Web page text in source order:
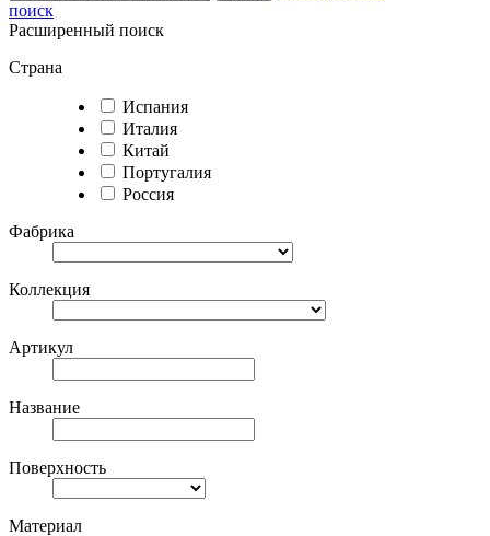
поиск
Расширенный поиск
Страна
Испания
Италия
Китай
Португалия
Россия
Фабрика
Коллекция
Артикул
Название
Поверхность
Материал